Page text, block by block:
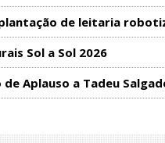
de leitaria
Sol a Sol 2026
Aplauso a Tadeu